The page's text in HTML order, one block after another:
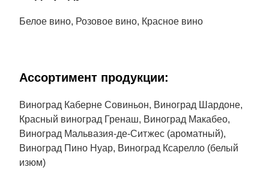
Белое вино, Розовое вино, Красное вино
Aссортимент продукции:
Виноград Каберне Совиньон, Виноград Шардоне,
Красный виноград Гренаш, Виноград Макабео,
Виноград Мальвазия-де-Ситжес (ароматный),
Виноград Пино Нуар, Виноград Ксарелло (белый
изюм)